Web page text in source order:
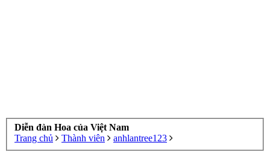
Diễn đàn Hoa của Việt Nam
Trang chủ
Thành viên anhlantree123